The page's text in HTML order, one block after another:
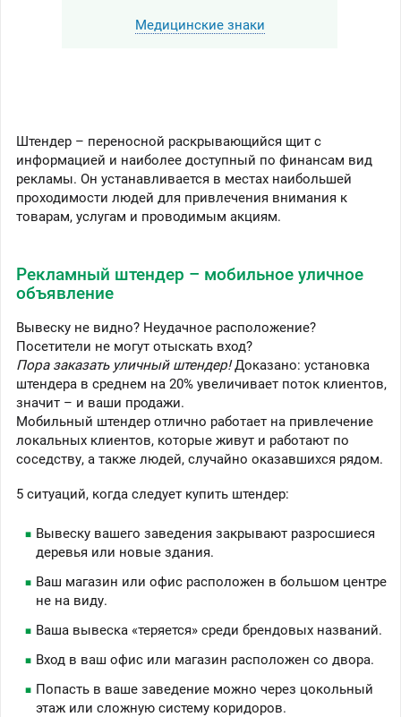
Медицинские знаки
Штендер – переносной раскрывающийся щит с
информацией и наиболее доступный по финансам вид
рекламы. Он устанавливается в местах наибольшей
проходимости людей для привлечения внимания к
товарам, услугам и проводимым акциям.
Рекламный штендер – мобильное уличное
объявление
Вывеску не видно? Неудачное расположение?
Посетители не могут отыскать вход?
Пора заказать уличный штендер!Доказано: установка
штендера в среднем на 20% увеличивает поток клиентов,
значит – и ваши продажи.
Мобильный штендер отлично работает на привлечение
локальных клиентов, которые живут и работают по
соседству, а также людей, случайно оказавшихся рядом.
5 ситуаций, когда следует купить штендер:
Вывеску вашего заведения закрывают разросшиеся
деревья или новые здания.
Ваш магазин или офис расположен в большом центре
не на виду.
Ваша вывеска «теряется» среди брендовых названий.
Вход в ваш офис или магазин расположен со двора.
Попасть в ваше заведение можно через цокольный
этаж или сложную систему коридоров.